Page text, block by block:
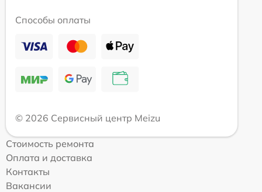
Способы оплаты
© 2026 Сервисный центр Meizu
Стоимость ремонта
Оплата и доставка
Контакты
Вакансии